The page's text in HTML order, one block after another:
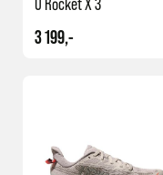
U Rocket X 3
3 199,-